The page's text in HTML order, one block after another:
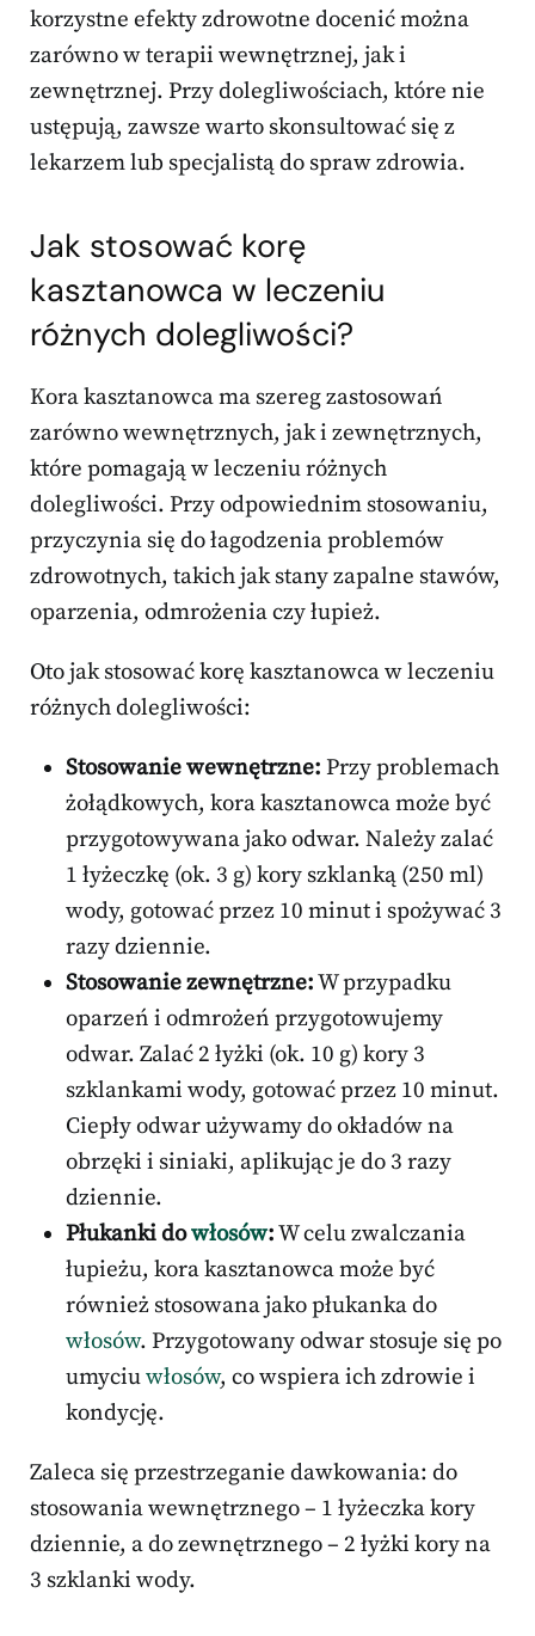
korzystne efekty zdrowotne docenić można
zarówno w terapii wewnętrznej, jak i
zewnętrznej. Przy dolegliwościach, które nie
ustępują, zawsze warto skonsultować się z
lekarzem lub specjalistą do spraw zdrowia.
Jak stosować korę
kasztanowca w leczeniu
różnych dolegliwości?
Kora kasztanowca ma szereg zastosowań
zarówno wewnętrznych, jak i zewnętrznych,
które pomagają w leczeniu różnych
dolegliwości. Przy odpowiednim stosowaniu,
przyczynia się do łagodzenia problemów
zdrowotnych, takich jak stany zapalne stawów,
oparzenia, odmrożenia czy łupież.
Oto jak stosować korę kasztanowca w leczeniu
różnych dolegliwości:
Stosowanie wewnętrzne: Przy problemach
żołądkowych, kora kasztanowca może być
przygotowywana jako odwar. Należy zalać
1 łyżeczkę (ok. 3 g) kory szklanką (250 ml)
wody, gotować przez 10 minut i spożywać 3
razy dziennie.
Stosowanie zewnętrzne:W przypadku
oparzeń i odmrożeń przygotowujemy
odwar. Zalać 2 łyżki (ok. 10 g) kory 3
szklankami wody, gotować przez 10 minut.
Ciepły odwar używamy do okładów na
obrzęki i siniaki, aplikując je do 3 razy
dziennie.
Płukanki dowłosów:W celu zwalczania
łupieżu, kora kasztanowca może być
również stosowana jako płukanka do
włosów. Przygotowany odwar stosuje się po
umyciuwłosów, co wspiera ich zdrowie i
kondycję.
Zaleca się przestrzeganie dawkowania: do
stosowania wewnętrznego – 1 łyżeczka kory
dziennie, a do zewnętrznego – 2 łyżki kory na
3 szklanki wody.